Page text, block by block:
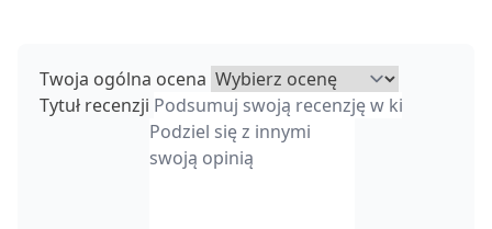
Twoja ogólna ocena
Tytuł recenzji